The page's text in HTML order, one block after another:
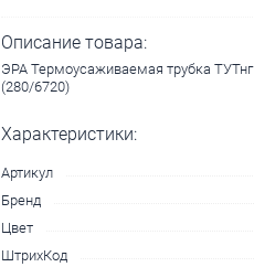
Описание товара:
ЭРА Термоусаживаемая трубка
(280/6720)
Характеристики:
Артикул
Бренд
Цвет
ШтрихКод